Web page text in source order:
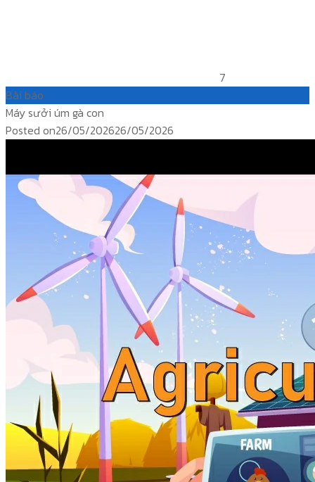
7
Bài báo
Máy sưởi úm gà con
Posted on26/05/202626/05/2026